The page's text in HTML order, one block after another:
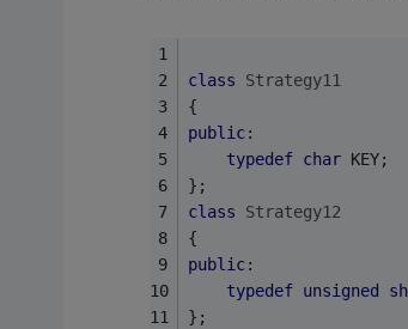
class
Strategy11
{
public:
typedef char KEY;
};
class
Strategy12
{
public:
typedef unsigned
};